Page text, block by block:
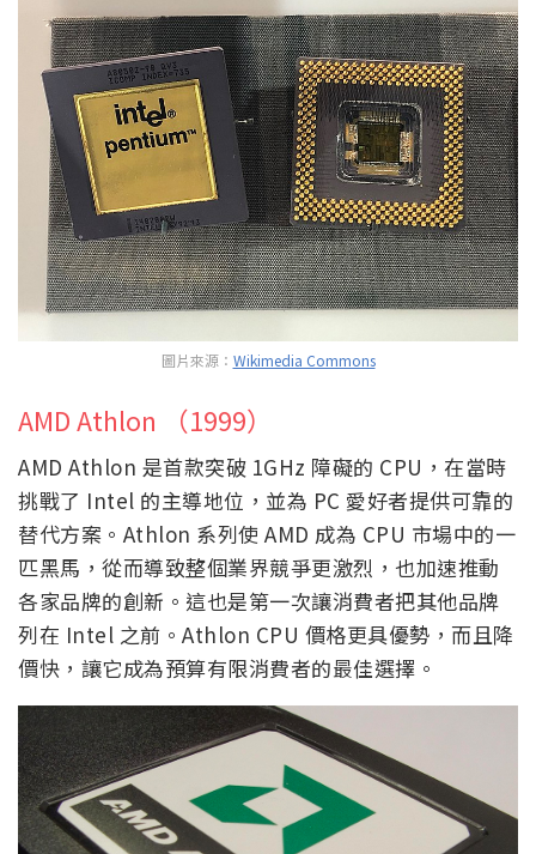
圖片來源： Wikimedia Commons
AMD Athlon （1999）
AMD Athlon 是首款突破 1GHz 障礙的 CPU，在當時
挑戰了 Intel 的主導地位，並為 PC 愛好者提供可靠的
替代方案。Athlon 系列使 AMD 成為 CPU 市場中的一
匹黑馬，從而導致整個業界競爭更激烈，也加速推動
各家品牌的創新。這也是第一次讓消費者把其他品牌
列在 Intel 之前。Athlon CPU 價格更具優勢，而且降
價快，讓它成為預算有限消費者的最佳選擇。